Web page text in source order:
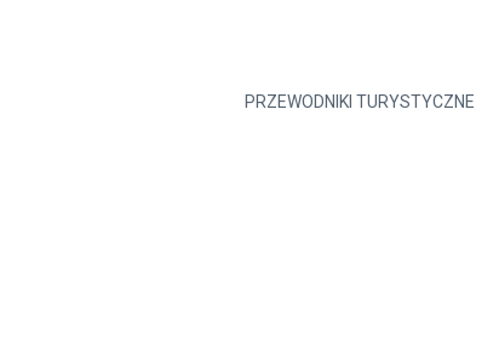
PRZEWODNIKI TURYSTYCZNE